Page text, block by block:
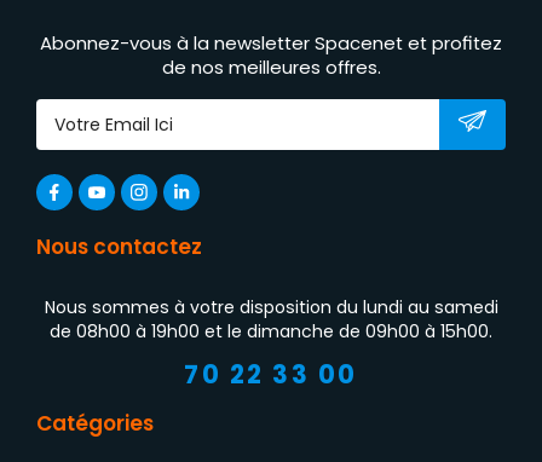
Abonnez-vous à la newsletter Spacenet et profitez
de nos meilleures offres.
Nous contactez
Nous sommes à votre disposition du lundi au samedi
de 08h00 à 19h00 et le dimanche de 09h00 à 15h00.
70 22 33 00
Catégories